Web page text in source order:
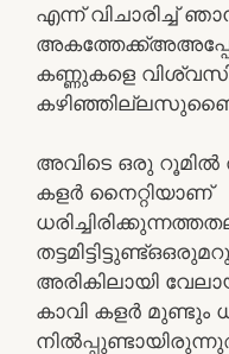
എന്ന് വിചാരിച്ച്
കണ്ണുകളെ
അവിടെ ഒരു
കളർ നൈറ്റിയാണ്
അരികിലായി
കാവി കളർ മുണ്ടും